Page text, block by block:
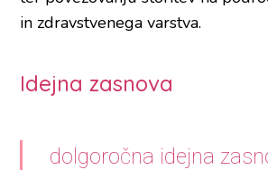
in zdravstvenega varstva.
Idejna zasnova
dolgoročna idejna